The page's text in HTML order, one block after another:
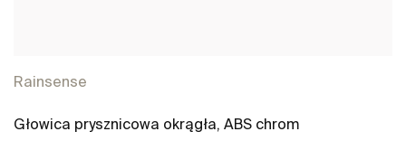
Rainsense
Głowica prysznicowa okrągła, ABS chrom